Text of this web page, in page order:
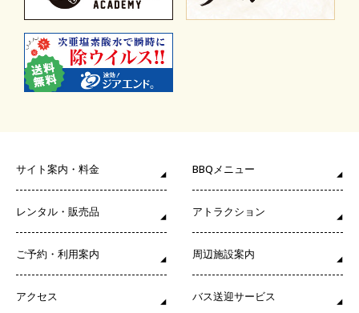
サイト案内・料金 BBQメニュー
レンタル・販売品 アトラクション
ご予約・利用案内 周辺施設案内
アクセス バス送迎サービス